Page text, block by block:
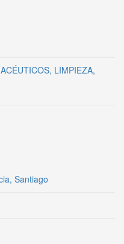
LIMPIEZA,
Santiago